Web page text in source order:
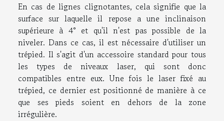
En cas de lignes clignotantes, cela signifie que la
surface sur laquelle il repose a une inclinaison
supérieure à 4° et qu'il n'est pas possible de la
niveler. Dans ce cas, il est nécessaire d'utiliser un
trépied. Il s'agit d'un accessoire standard pour tous
les types de niveaux laser, qui sont donc
compatibles entre eux. Une fois le laser fixé au
trépied, ce dernier est positionné de manière à ce
que ses pieds soient en dehors de la zone
irrégulière.